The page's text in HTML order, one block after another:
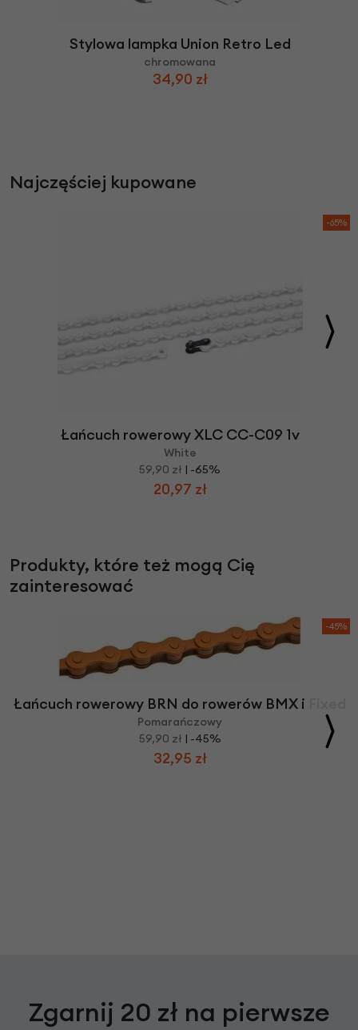
Stylowa lampka Union Retro Led
chromowana
34,90 zł
Najczęściej kupowane
-65%
Łańcuch rowerowy XLC CC-C09 1v
White
59,90 zł | -65%
20,97 zł
Produkty, które też mogą Cię
zainteresować
-45%
Łańcuch rowerowy BRN do rowerów BMX i Fixed
Pomarańczowy
59,90 zł | -45%
32,95 zł
Zgarnij 20 zł na pierwsze